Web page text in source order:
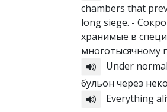
chambers that
long siege. -
хранимые в
многотысячному
Under
бульон через
Everything